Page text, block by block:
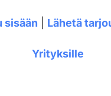
sisään Lähetä
Yrityksille